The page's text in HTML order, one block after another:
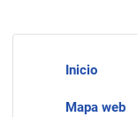
Inicio
Mapa